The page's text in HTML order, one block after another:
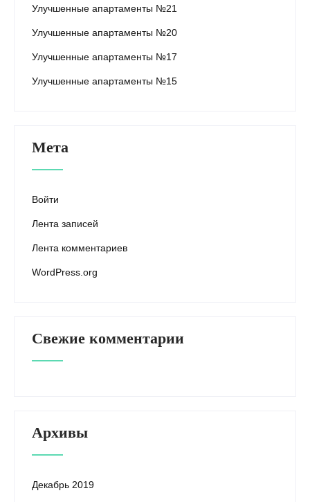
Улучшенные апартаменты №21
Улучшенные апартаменты №20
Улучшенные апартаменты №17
Улучшенные апартаменты №15
Мета
Войти
Лента записей
Лента комментариев
WordPress.org
Свежие комментарии
Архивы
Декабрь 2019